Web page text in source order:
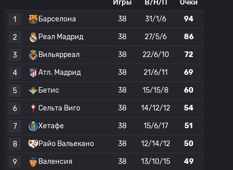
Игры В/Н/П
Очки
1
Барселона 38 31/1/6 94
2 Реал Мадрид 38 27/5/6 86
3 Вильярреал 38 22/6/10 72
4 Атл. Мадрид 38 21/6/11 69
5 Бетис 38 15/15/8 60
6 Сельта Виго 38 14/12/12 54
7 Хетафе 38 15/6/17 51
8 Райо Вальекано 38 12/14/12 50
9 Валенсия 38 13/10/15 49